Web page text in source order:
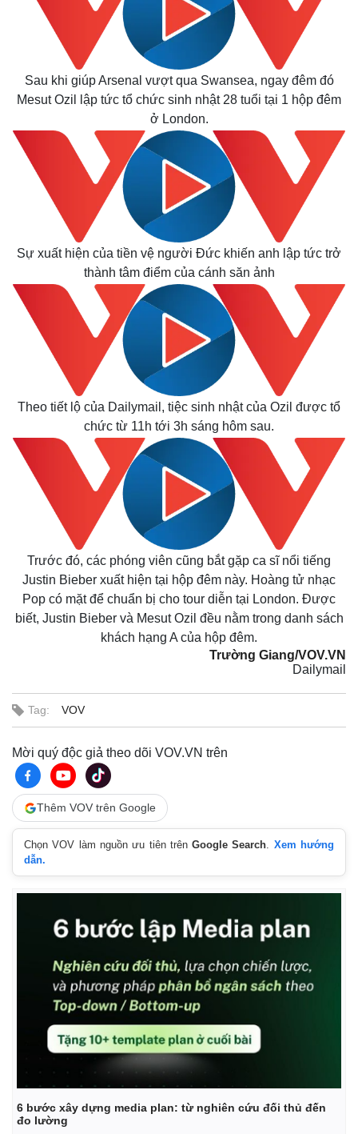
Thế giới
Cuộc sống đó đây
Hồ sơ
Multimedia
Video
Ảnh
E-Magazine
Infographic
Kinh tế
Bất động sản
Khởi nghiệp
Thị trường
Giá vàng
Tiêu dùng
Chứng khoán
Giá cà phê
Sau khi giúp Arsenal vượt qua Swansea, ngay đêm đó
Mesut Ozil lập tức tổ chức sinh nhật 28 tuổi tại 1 hộp đêm
ở London.
Sự xuất hiện của tiền vệ người Đức khiến anh lập tức trở
thành tâm điểm của cánh săn ảnh
Theo tiết lộ của Dailymail, tiệc sinh nhật của Ozil được tổ
chức từ 11h tới 3h sáng hôm sau.
Trước đó, các phóng viên cũng bắt gặp ca sĩ nổi tiếng
Justin Bieber xuất hiện tại hộp đêm này. Hoàng tử nhạc
Pop có mặt để chuẩn bị cho tour diễn tại London. Được
biết, Justin Bieber và Mesut Ozil đều nằm trong danh sách
khách hạng A của hộp đêm.
Trường Giang/VOV.VN
Dailymail
Tag: VOV
Mời quý độc giả theo dõi VOV.VN trên
Thêm VOV trên Google
Chọn VOV làm nguồn ưu tiên trênGoogle Search. Xem hướng
dẫn.
6 bước xây dựng media plan: từ nghiên cứu đối thủ đến
đo lường